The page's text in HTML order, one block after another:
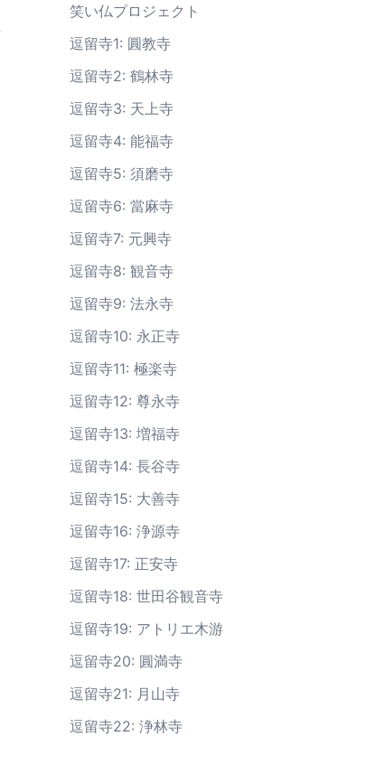
笑い仏プロジェクト
逗留寺1: 圓教寺
逗留寺2: 鶴林寺
逗留寺3: 天上寺
逗留寺4: 能福寺
逗留寺5: 須磨寺
逗留寺6: 當麻寺
逗留寺7: 元興寺
逗留寺8: 観音寺
逗留寺9: 法永寺
逗留寺10: 永正寺
逗留寺11: 極楽寺
逗留寺12: 尊永寺
逗留寺13: 増福寺
逗留寺14: 長谷寺
逗留寺15: 大善寺
逗留寺16: 浄源寺
逗留寺17: 正安寺
逗留寺18: 世田谷観音寺
逗留寺19: アトリエ木游
逗留寺20: 圓満寺
逗留寺21: 月山寺
逗留寺22: 浄林寺